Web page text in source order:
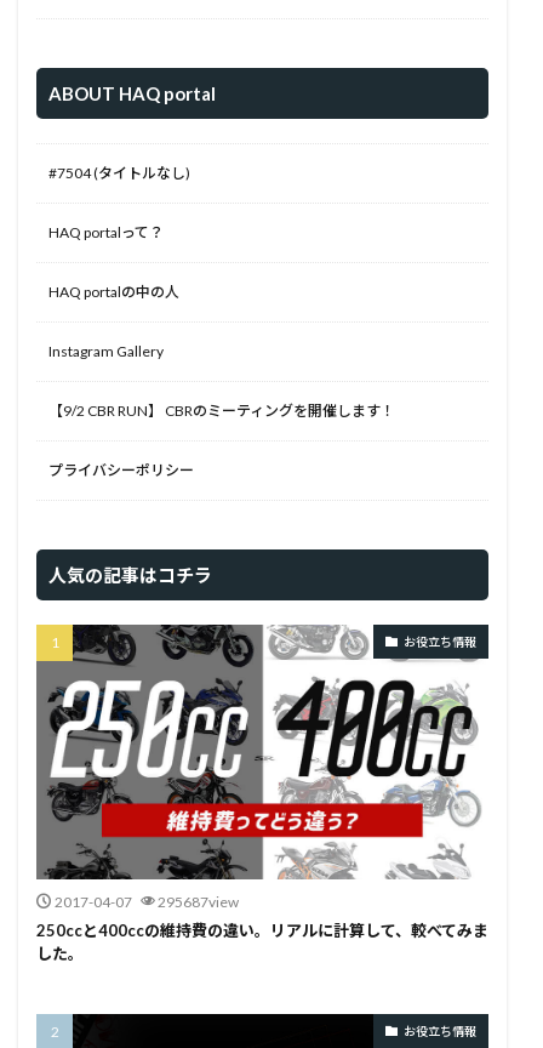
ABOUT HAQ portal
#7504 (タイトルなし)
HAQ portalって？
HAQ portalの中の人
Instagram Gallery
【9/2 CBR RUN】 CBRのミーティングを開催します！
プライバシーポリシー
人気の記事はコチラ
お役立ち情報
2017-04-07 295687view
250ccと400ccの維持費の違い。リアルに計算して、較べてみま
した。
お役立ち情報